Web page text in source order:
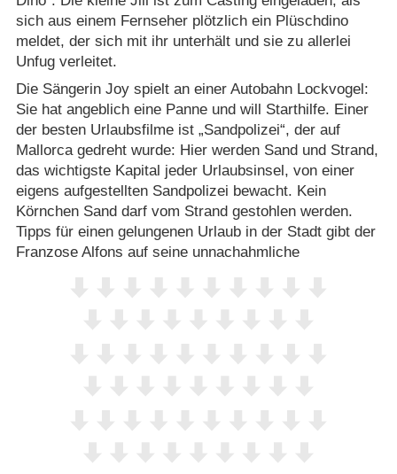
sich aus einem Fernseher plötzlich ein Plüschdino
meldet, der sich mit ihr unterhält und sie zu allerlei
Unfug verleitet.
Die Sängerin Joy spielt an einer Autobahn Lockvogel:
Sie hat angeblich eine Panne und will Starthilfe. Einer
der besten Urlaubsfilme ist „Sandpolizei“, der auf
Mallorca gedreht wurde: Hier werden Sand und Strand,
das wichtigste Kapital jeder Urlaubsinsel, von einer
eigens aufgestellten Sandpolizei bewacht. Kein
Körnchen Sand darf vom Strand gestohlen werden.
Tipps für einen gelungenen Urlaub in der Stadt gibt der
Franzose Alfons auf seine unnachahmliche